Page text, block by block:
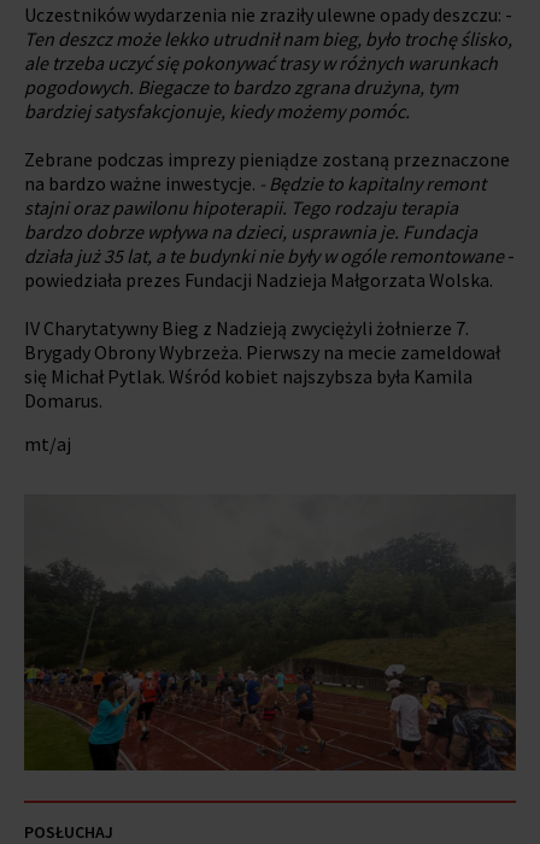
Uczestników wydarzenia nie zraziły ulewne opady deszczu: -
Ten deszcz może lekko utrudnił nam bieg, było trochę ślisko,
ale trzeba uczyć się pokonywać trasy w różnych warunkach
pogodowych. Biegacze to bardzo zgrana drużyna, tym
bardziej satysfakcjonuje, kiedy możemy pomóc.
Zebrane podczas imprezy pieniądze zostaną przeznaczone
na bardzo ważne inwestycje. - Będzie to kapitalny remont
stajni oraz pawilonu hipoterapii. Tego rodzaju terapia
bardzo dobrze wpływa na dzieci, usprawnia je. Fundacja
działa już 35 lat, a te budynki nie były w ogóle remontowane-
powiedziała prezes Fundacji Nadzieja Małgorzata Wolska.
IV Charytatywny Bieg z Nadzieją zwyciężyli żołnierze 7.
Brygady Obrony Wybrzeża. Pierwszy na mecie zameldował
się Michał Pytlak. Wśród kobiet najszybsza była Kamila
Domarus.
mt/aj
POSŁUCHAJ